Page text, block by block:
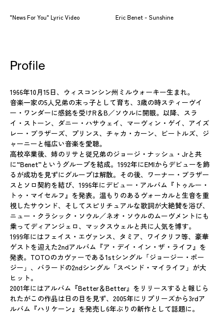
"News For You" Lyric Video Eric Benet - Sunshine
Profile
1966年10月15日、ウィスコンシン州ミルウォーキー生まれ。
音楽一家の5人兄弟の末っ子として育ち、3歳の時スティーヴイ
ー・ワンダーに感銘を受けR＆B／ソウルに開眼。以降、スラ
イ・ストーン、ダニー・ハサウェイ、マーヴィン・ゲイ、アイズ
レー・ブラザーズ、プリンス、チャカ・カーン、ビートルズ、ジ
ャーニーと幅広い音楽を愛聴。
高校卒業後、姉のリサと従兄弟のジョージ・ナッシュ・Jrと共
に“Benet”というグループを結成。1992年にEMIからデビューを飾
るが成功を見ずにグループは解散。その後、ワーナー・ブラザー
スとソロ契約を結び、1996年にデビュー・アルバム『トゥルー・
トゥ・マイセルフ』を発表。温もりのあるヴォーカルと生音を重
視したサウンド、そしてスピリチュアルな歌詞が大絶賛を浴び、
ニュー・クラシック・ソウル／ネオ・ソウルのムーヴメントにも
乗ってディアンジェロ、マックスウェルと共に人気を博す。
1999年にはフェイス・エヴァンス、タミア、ワイクリフ等、豪華
ゲストを迎えた2ndアルバム『ア・デイ・イン・ザ・ライフ』を
発表。TOTOのカヴァーである1stシングル「ジョージー・ポー
ジー」、バラードの2ndシングル「スペンド・マイライフ」が大
ヒット。
2001年にはアルバム『Better＆Better』をリリースすると報じら
れたがこの作品は日の目を見ず、2005年にリプリーズから3rdア
ルバム『ハリケーン』を発売し6年ぶりの新作として話題に。